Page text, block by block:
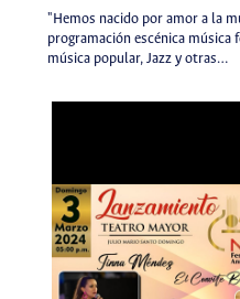
"Hemos nacido por amor a la
programación escénica música
música popular, Jazz y otras…